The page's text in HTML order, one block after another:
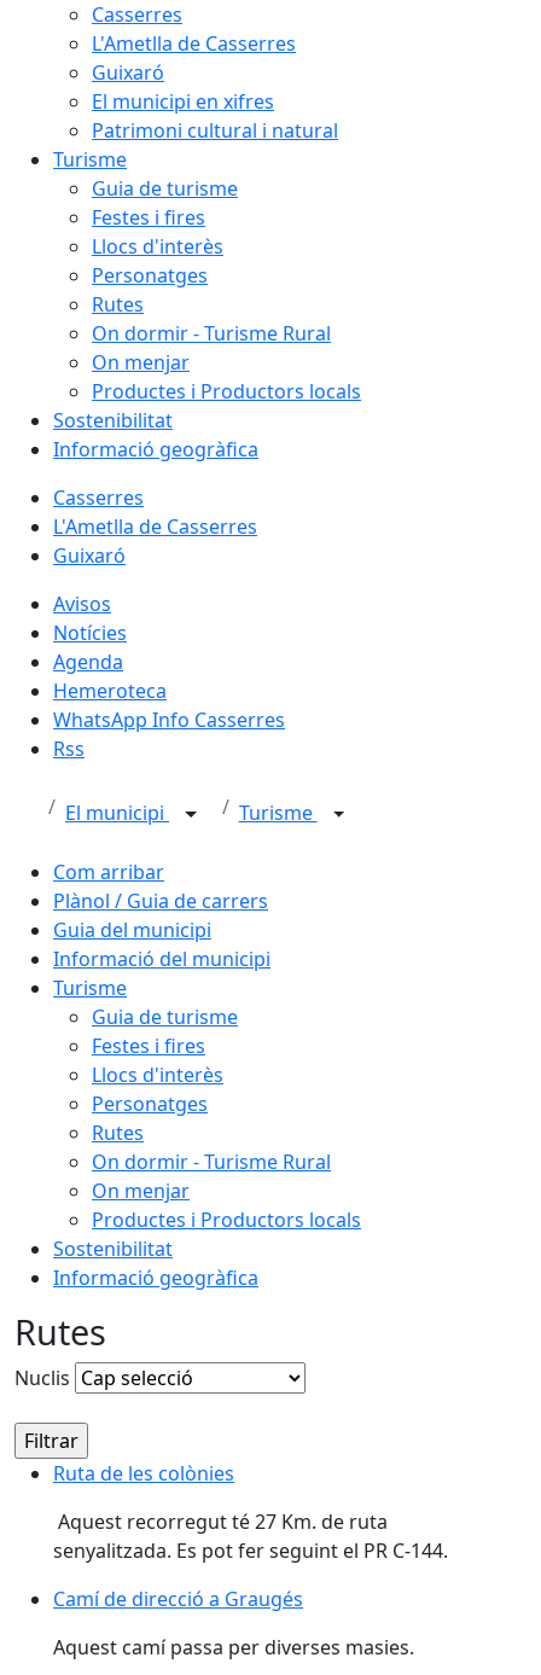
Casserres
L'Ametlla de Casserres
Guixaró
El municipi en xifres
Patrimoni cultural i natural
Turisme
Guia de turisme
Festes i fires
Llocs d'interès
Personatges
Rutes
On dormir - Turisme Rural
On menjar
Productes i Productors locals
Sostenibilitat
Informació geogràfica
Casserres
L'Ametlla de Casserres
Guixaró
Avisos
Notícies
Agenda
Hemeroteca
WhatsApp Info Casserres
Rss
El municipi Turisme
Com arribar
Plànol / Guia de carrers
Guia del municipi
Informació del municipi
Turisme
Guia de turisme
Festes i fires
Llocs d'interès
Personatges
Rutes
On dormir - Turisme Rural
On menjar
Productes i Productors locals
Sostenibilitat
Informació geogràfica
Rutes
Nuclis
Ruta de les colònies
Aquest recorregut té 27 Km. de ruta
senyalitzada. Es pot fer seguint el PR C-144.
Camí de direcció a Graugés
Aquest camí passa per diverses masies.